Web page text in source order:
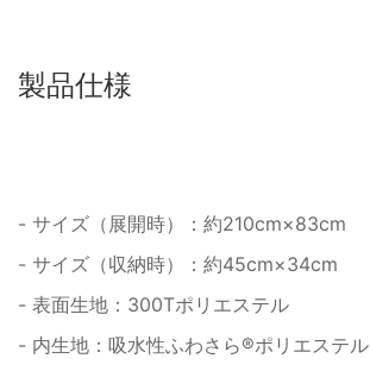
製品仕様
- サイズ（展開時）：約210cm×83cm
- サイズ（収納時）：約45cm×34cm
- 表面生地：300Tポリエステル
- 内生地：吸水性ふわさら®ポリエステル